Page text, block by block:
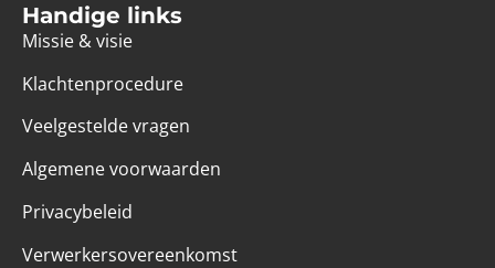
Handige links
Missie & visie
Klachtenprocedure
Veelgestelde vragen
Algemene voorwaarden
Privacybeleid
Verwerkersovereenkomst